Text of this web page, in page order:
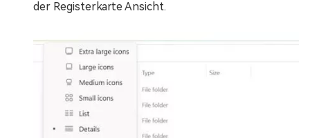
der Registerkarte Ansicht.